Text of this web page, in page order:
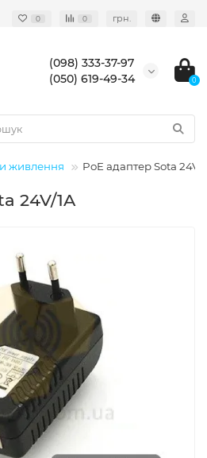
0 0 грн.
(098) 333-37-97
(050) 619-49-34
0
живлення PoE адаптер Sota 24V/
24V/1A